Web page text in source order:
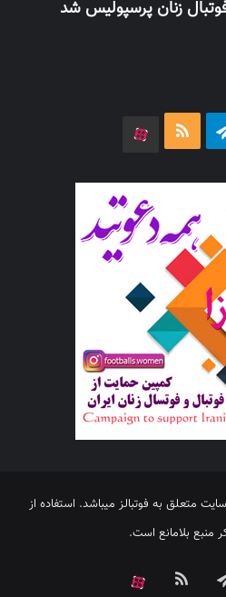
زنان پرسپولیس شد
تلگرام خوراک
متعلق به فوتبالز میباشد. استفاده از
منبع بلامانع است.
تلگرام خوراک